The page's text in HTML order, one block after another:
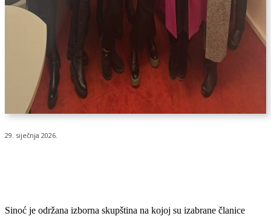
29. siječnja 2026.
Sinoć je održana izborna skupština na kojoj su izabrane članice